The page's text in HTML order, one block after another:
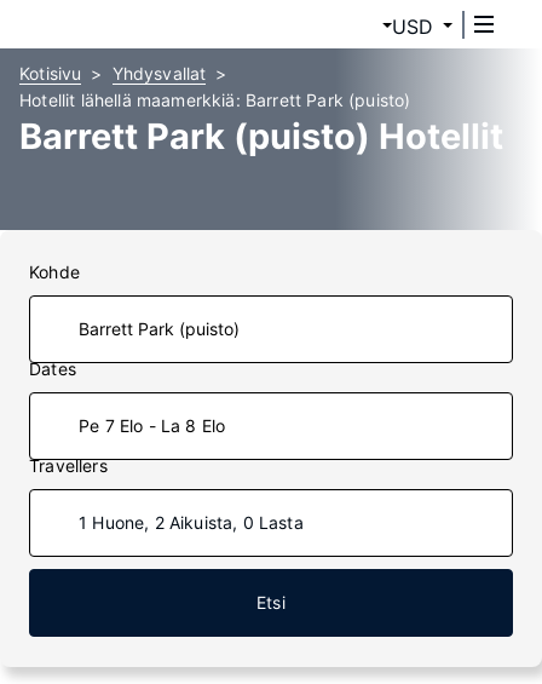
USD
Kotisivu
Yhdysvallat
Hotellit lähellä maamerkkiä: Barrett Park (puisto)
Barrett Park (puisto) Hotellit
Kohde
Dates
Pe 7 Elo - La 8 Elo
Travellers
1 Huone, 2 Aikuista, 0 Lasta
Etsi